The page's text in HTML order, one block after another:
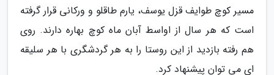
مسیر کوچ طوایف قزل یوسف، یارم طاقلو و ورکانی قرار گرفته
است که هر سال از اواسط آبان ماه کوچ بهاره دارند. روی
هم رفته بازدید از این روستا را به هر گردشگری با هر سلیقه
ای می توان پیشنهاد کرد.